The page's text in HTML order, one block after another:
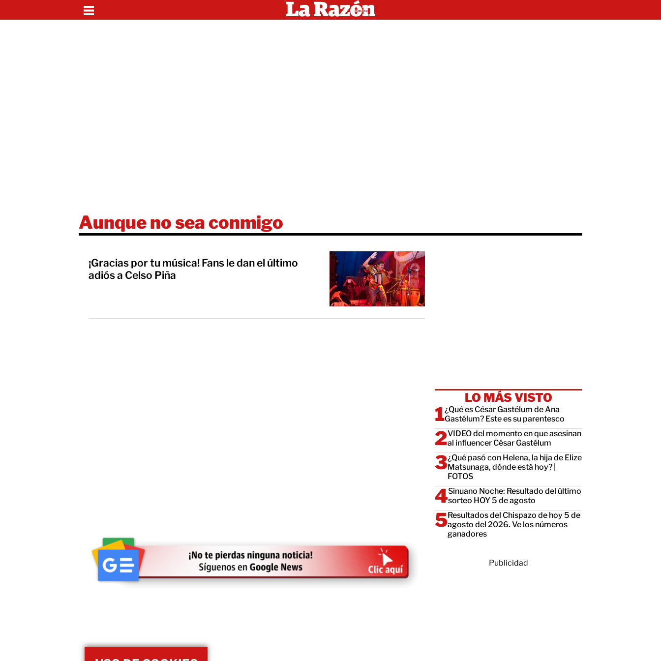
Aunque no sea conmigo
¡Gracias por tu música! Fans le dan el último
adiós a Celso Piña
LO MÁS VISTO
¿Qué es César Gastélum de Ana
Gastélum? Este es su parentesco
VIDEO del momento en que asesinan
al influencer César Gastélum
¿Qué pasó con Helena, la hija de Elize
Matsunaga, dónde está hoy? |
FOTOS
Sinuano Noche: Resultado del último
sorteo HOY 5 de agosto
Resultados del Chispazo de hoy 5 de
agosto del 2026. Ve los números
ganadores
Publicidad